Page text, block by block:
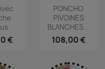
€
PONCHO
PIVOINES
BLANCHES...
108,00 €